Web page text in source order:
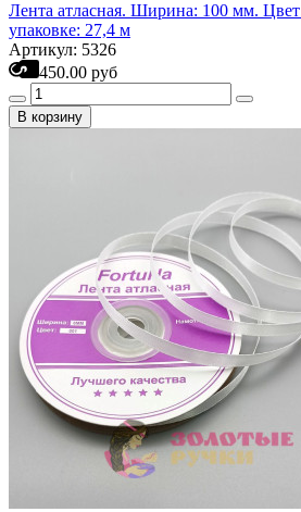
Лента атласная. Ширина: 100 мм.
упаковке: 27,4 м
Артикул: 5326
450.00 руб
В корзину